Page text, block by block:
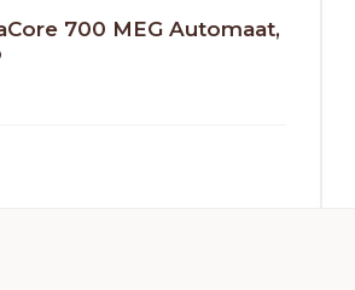
700 MEG Automaat,